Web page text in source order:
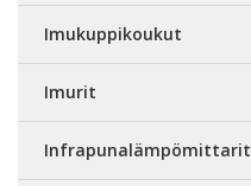
Imukuppikoukut
Imurit
Infrapunalämpömittarit